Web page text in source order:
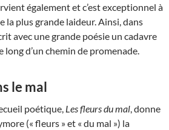
également et c’est exceptionnel à
la plus grande laideur. Ainsi, dans
avec une grande poésie un cadavre
d’un chemin de promenade.
le mal
poétique, Les fleurs du mal , donne
(« fleurs » et « du mal ») la